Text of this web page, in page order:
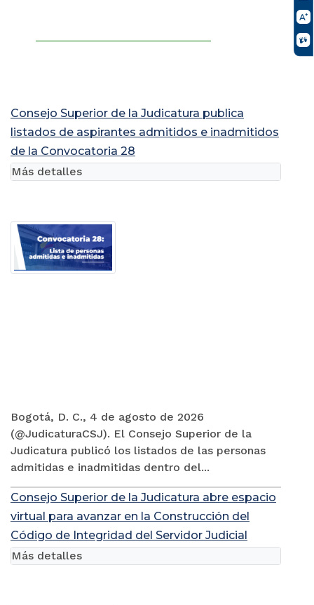
Consejo Superior de la Judicatura publica
listados de aspirantes admitidos e inadmitidos
de la Convocatoria 28
Bogotá, D. C., 4 de agosto de 2026
(@JudicaturaCSJ). El Consejo Superior de la
Judicatura publicó los listados de las personas
admitidas e inadmitidas dentro del...
Más detalles
Consejo Superior de la Judicatura abre espacio
virtual para avanzar en la Construcción del
Código de Integridad del Servidor Judicial
Más detalles